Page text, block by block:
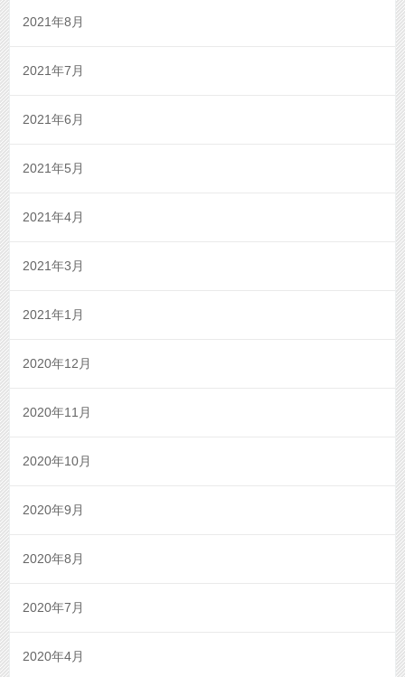
2021年8月
2021年7月
2021年6月
2021年5月
2021年4月
2021年3月
2021年1月
2020年12月
2020年11月
2020年10月
2020年9月
2020年8月
2020年7月
2020年4月